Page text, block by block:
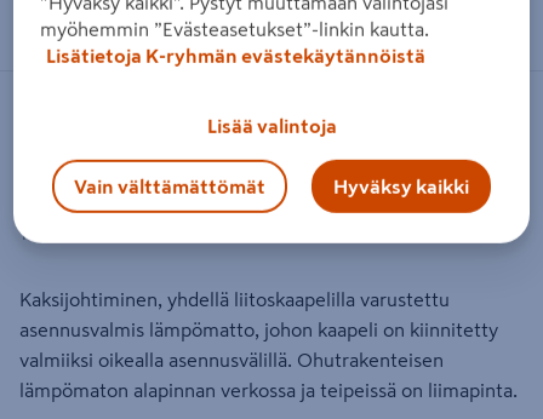
Lämpökaapelimatto DEVI DTIF-100
200W 230V 0,5x4m 2m²
Tuotenumero
Kaksijohtiminen, yhdellä liitoskaapelilla varustettu
asennusvalmis lämpömatto, johon kaapeli on kiinnitetty
valmiiksi oikealla asennusvälillä. Ohutrakenteisen
lämpömaton alapinnan verkossa ja teipeissä on liimapinta.
myöhemmin ”Evästeasetukset”-linkin kautta.
Lisätietoja K-ryhmän evästekäytännöistä
Lisää valintoja
Vain välttämättömät Hyväksy kaikki